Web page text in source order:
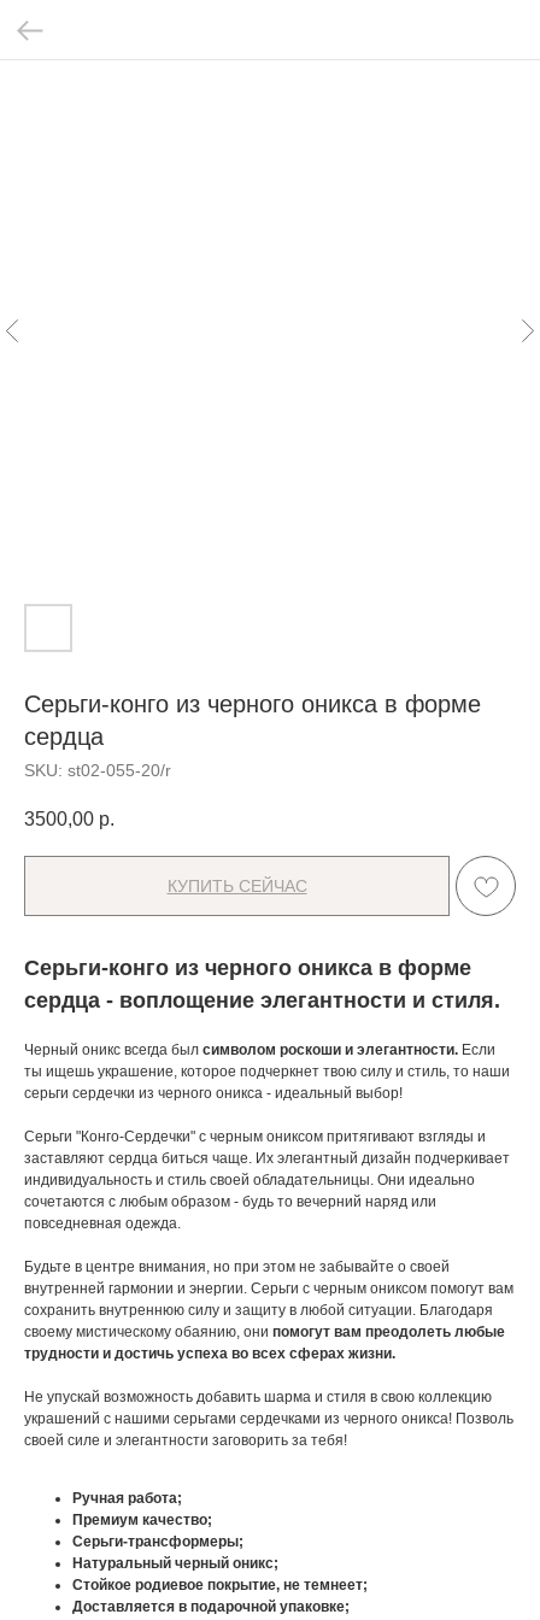
Серьги-конго из черного оникса в форме
сердца
SKU: st02-055-20/r
3500,00 р.
КУПИТЬ СЕЙЧАС
Серьги-конго из черного оникса в форме
сердца - воплощение элегантности и стиля.
Черный оникс всегда был символом роскоши и элегантности. Если
ты ищешь украшение, которое подчеркнет твою силу и стиль, то наши
серьги сердечки из черного оникса - идеальный выбор!
Серьги "Конго-Сердечки" с черным ониксом притягивают взгляды и
заставляют сердца биться чаще. Их элегантный дизайн подчеркивает
индивидуальность и стиль своей обладательницы. Они идеально
сочетаются с любым образом - будь то вечерний наряд или
повседневная одежда.
Будьте в центре внимания, но при этом не забывайте о своей
внутренней гармонии и энергии. Серьги с черным ониксом помогут вам
сохранить внутреннюю силу и защиту в любой ситуации. Благодаря
своему мистическому обаянию, они помогут вам преодолеть любые
трудности и достичь успеха во всех сферах жизни.
Не упускай возможность добавить шарма и стиля в свою коллекцию
украшений с нашими серьгами сердечками из черного оникса! Позволь
своей силе и элегантности заговорить за тебя!
Ручная работа;
Премиум качество;
Серьги-трансформеры;
Натуральный черный оникс;
Стойкое родиевое покрытие, не темнеет;
Доставляется в подарочной упаковке;